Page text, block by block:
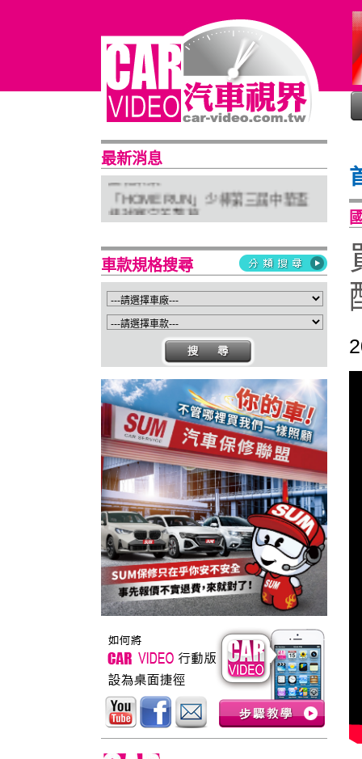
最新消息
普利司通穩馭前行 四大系列改款齊發
進化未來
「HOME RUN」少棒第三屆中華盃
棒球賽完美落幕
點台中亮相
Suzuki 新北土城旗艦店盛大開幕
Isuzu屏東2S新據點開幕 強化南台灣
服務網絡
車款規格搜尋